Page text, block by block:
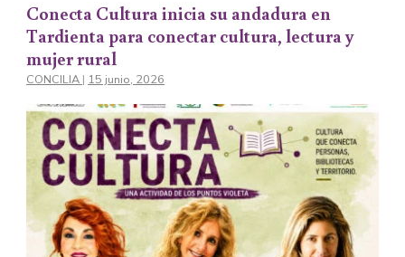
Conecta Cultura inicia su andadura en
Tardienta para conectar cultura, lectura y
mujer rural
CONCILIA | 15 junio, 2026